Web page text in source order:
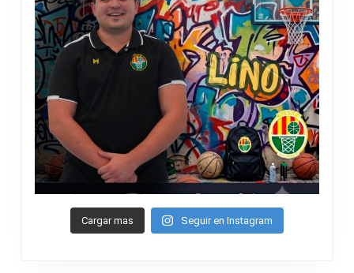
Cargar mas Seguir en Instagram